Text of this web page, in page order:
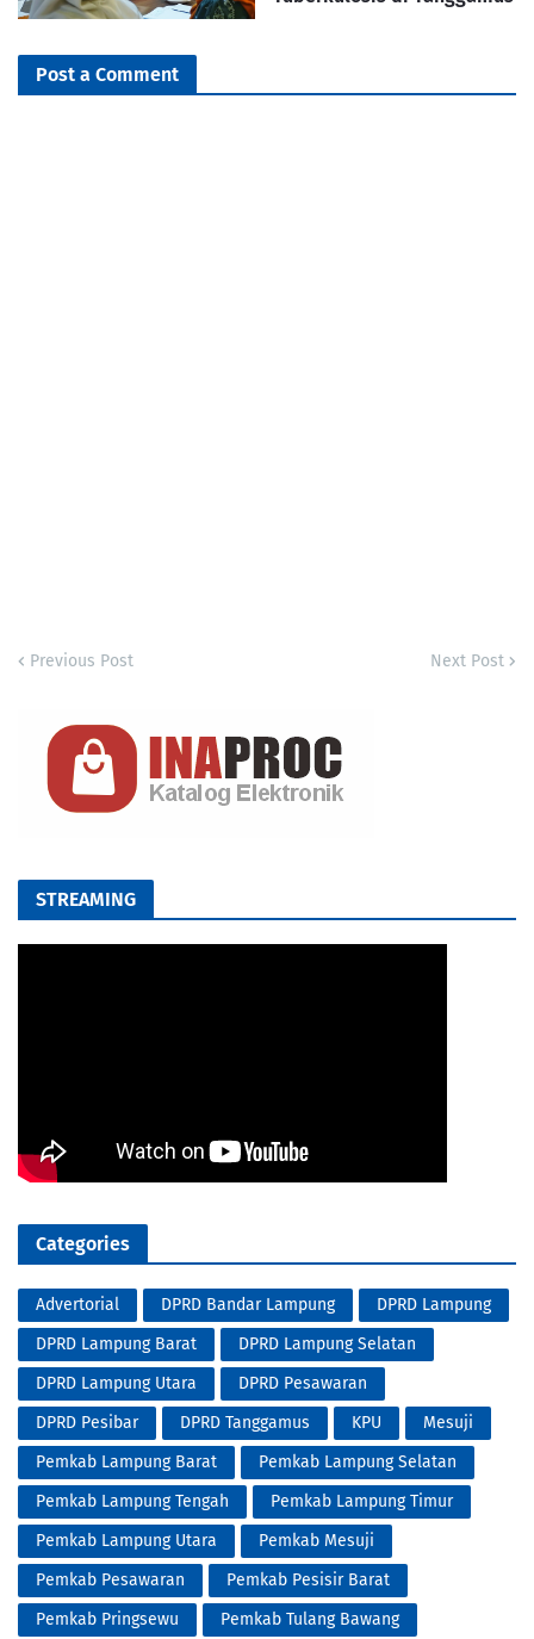
Post a Comment
Previous Post Next Post
STREAMING
Categories
Advertorial DPRD Bandar Lampung
DPRD Lampung
DPRD Lampung Barat
DPRD Lampung Selatan
DPRD Lampung Utara
DPRD Pesawaran
DPRD Pesibar
DPRD Tanggamus KPU
Mesuji
Pemkab Lampung Barat
Pemkab Lampung Selatan
Pemkab Lampung Tengah
Pemkab Lampung Timur
Pemkab Lampung Utara
Pemkab Mesuji
Pemkab Pesawaran
Pemkab Pesisir Barat
Pemkab Pringsewu
Pemkab Tulang Bawang